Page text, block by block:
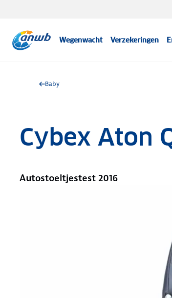
Wegenwacht Verzekeringen
Baby
Cybex Aton
Autostoeltjestest 2016